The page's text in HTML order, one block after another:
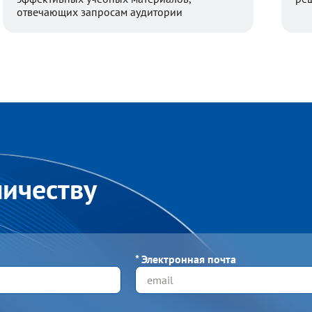
отвечающих запросам аудитории
*Электронная почта